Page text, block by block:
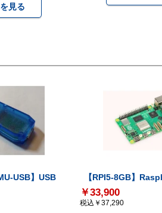
見る
USB】USB
【RPI5-8GB】
￥33,900
税込￥37,290